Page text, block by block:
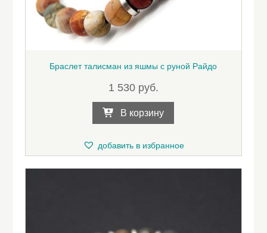
Браслет талисман из яшмы с руной Райдо
1 530 руб.
В корзину
добавить в избранное